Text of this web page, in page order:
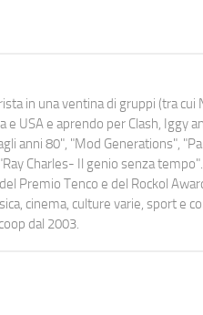
in una ventina di gruppi (tra cui
USA e aprendo per Clash, Iggy
anni 80", "Mod Generations",
Charles- Il genio senza
Premio Tenco e del Rockol
cinema, culture varie, sport e
dal 2003.